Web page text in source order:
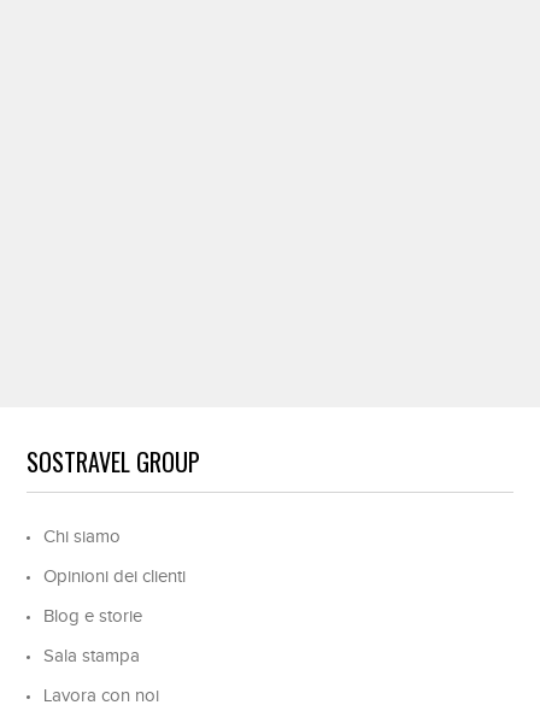
SOSTRAVEL GROUP
Chi siamo
Opinioni dei clienti
Blog e storie
Sala stampa
Lavora con noi